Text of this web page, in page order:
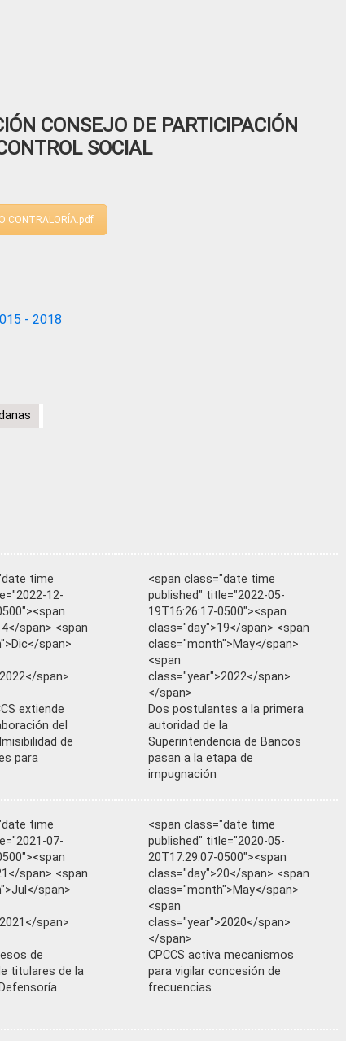
CONSEJO DE PARTICIPACIÓN
SOCIAL
CONTRALORÍA.pdf
- 2018
time
12-
span> <span
span>
span>
extiende
del
de
para
<span class="date time
published" title="2022-05-
19T16:26:17-0500"><span
class="day">19</span> <span
class="month">May</span>
<span
class="year">2022</span>
</span>
Dos postulantes a la primera
autoridad de la
Superintendencia de Bancos
pasan a la etapa de
impugnación
time
07-
span> <span
span>
span>
de
titulares de la
<span class="date time
published" title="2020-05-
20T17:29:07-0500"><span
class="day">20</span> <span
class="month">May</span>
<span
class="year">2020</span>
</span>
CPCCS activa mecanismos
para vigilar concesión de
frecuencias